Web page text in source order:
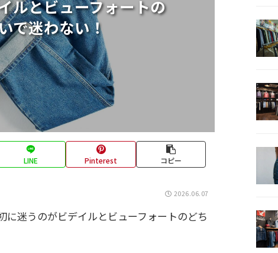
ルとビューフォートの
で迷わない！
LINE Pinterest コピー
2026.06.07
迷うのがビデイルとビューフォートのどち